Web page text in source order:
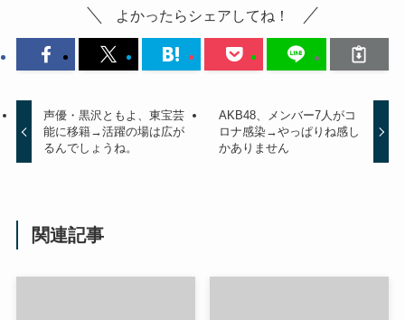
よかったらシェアしてね！
声優・黒沢ともよ、東宝芸
能に移籍→活躍の場は広が
るんでしょうね。
AKB48、メンバー7人がコ
ロナ感染→やっぱりね感し
かありません
関連記事